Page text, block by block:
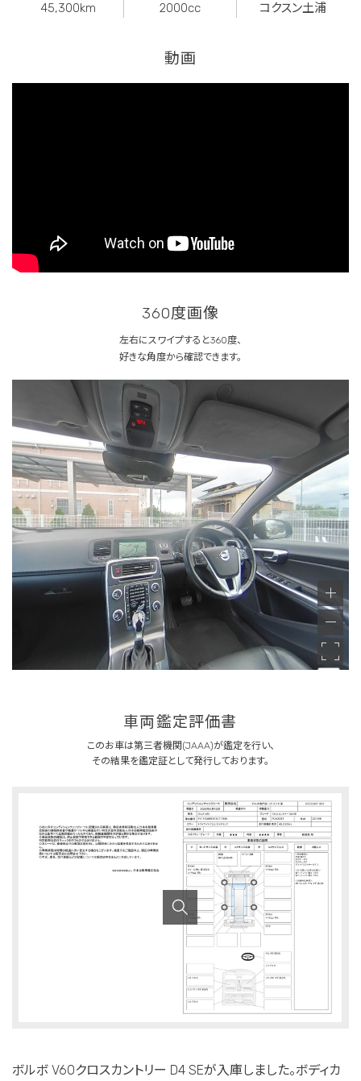
45,300km 2000cc コクスン土浦
動画
360度画像
左右にスワイプすると360度、
好きな角度から確認できます。
車両鑑定評価書
このお車は第三者機関(JAAA)が鑑定を行い、
その結果を鑑定証として発行しております。
ボルボ V60クロスカントリー D4 SEが入庫しました。ボディカ